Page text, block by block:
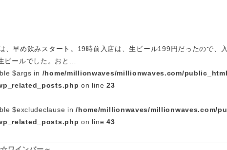
、早め飲みスタート。19時前入店は、生ビール199円だったので、
ビールでした。おと…
$args in /home/millionwaves/millionwaves.com/
on line23
$excludeclause in/home/millionwaves/millionwaves.com/
on line43